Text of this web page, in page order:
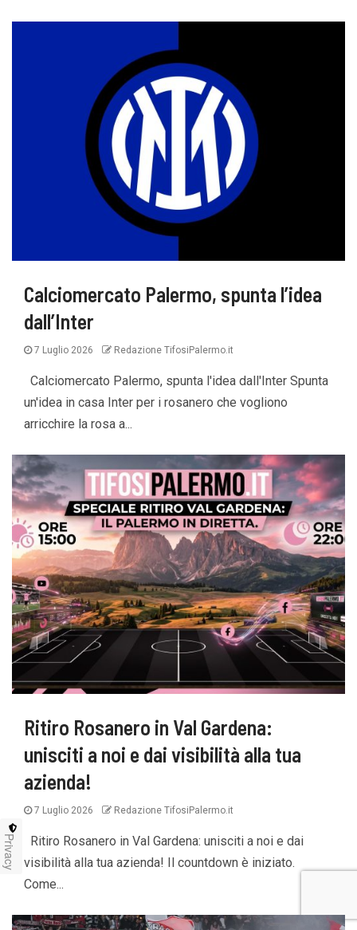
Calciomercato Palermo, spunta l’idea
dall’Inter
7 Luglio 2026 Redazione TifosiPalermo.it
Calciomercato Palermo, spunta l'idea dall'Inter Spunta
un'idea in casa Inter per i rosanero che vogliono
arricchire la rosa a...
Ritiro Rosanero in Val Gardena:
unisciti a noi e dai visibilità alla tua
azienda!
7 Luglio 2026 Redazione TifosiPalermo.it
Ritiro Rosanero in Val Gardena: unisciti a noi e dai
visibilità alla tua azienda! Il countdown è iniziato.
Come...
Privacy